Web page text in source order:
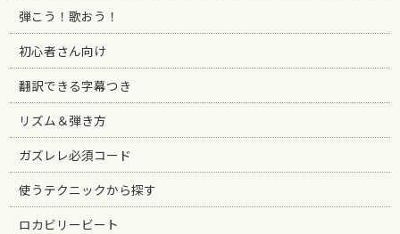
弾こう！歌おう！
初心者さん向け
翻訳できる字幕つき
リズム＆弾き方
ガズレレ必須コード
使うテクニックから探す
ロカビリービート